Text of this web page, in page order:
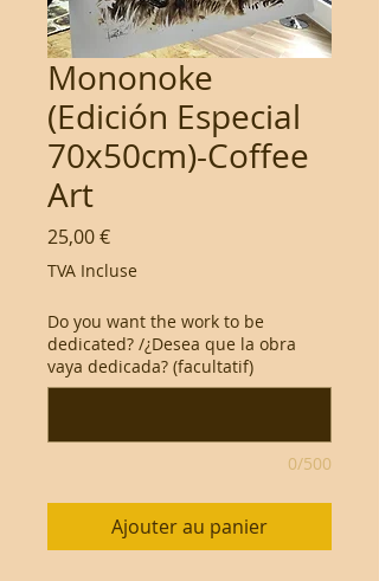
Mononoke
(Edición Especial
70x50cm)-Coffee
Art
25,00 €Prix
TVA Incluse
Do you want the work to be
dedicated? /¿Desea que la obra
vaya dedicada? (facultatif)
0/500
Ajouter au panier